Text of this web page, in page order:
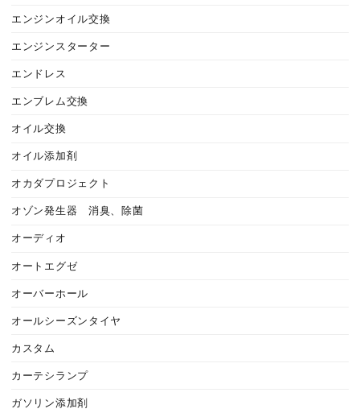
エンジンオイル交換
エンジンスターター
エンドレス
エンブレム交換
オイル交換
オイル添加剤
オカダプロジェクト
オゾン発生器 消臭、除菌
オーディオ
オートエグゼ
オーバーホール
オールシーズンタイヤ
カスタム
カーテシランプ
ガソリン添加剤